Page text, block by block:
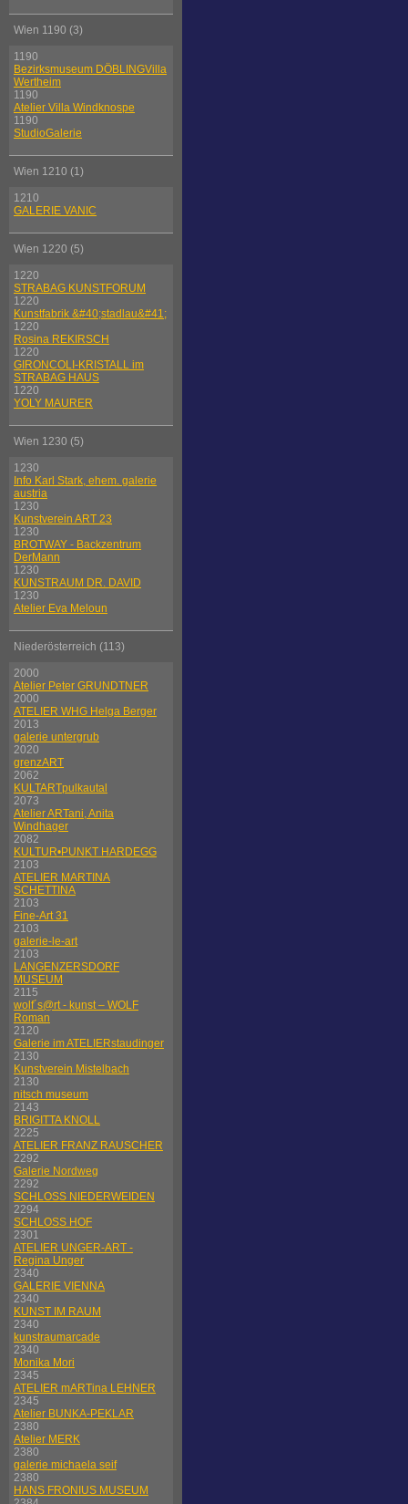
Wien 1190 (3)
1190
Bezirksmuseum DÖBLINGVilla
Wertheim
1190
Atelier Villa Windknospe
1190
StudioGalerie
Wien 1210 (1)
1210
GALERIE VANIC
Wien 1220 (5)
1220
STRABAG KUNSTFORUM
1220
Kunstfabrik &#40;stadlau&#41;
1220
Rosina REKIRSCH
1220
GIRONCOLI-KRISTALL im
STRABAG HAUS
1220
YOLY MAURER
Wien 1230 (5)
1230
Info Karl Stark, ehem. galerie
austria
1230
Kunstverein ART 23
1230
BROTWAY - Backzentrum
DerMann
1230
KUNSTRAUM DR. DAVID
1230
Atelier Eva Meloun
Niederösterreich (113)
2000
Atelier Peter GRUNDTNER
2000
ATELIER WHG Helga Berger
2013
galerie untergrub
2020
grenzART
2062
KULTARTpulkautal
2073
Atelier ARTani, Anita
Windhager
2082
KULTUR•PUNKT HARDEGG
2103
ATELIER MARTINA
SCHETTINA
2103
Fine-Art 31
2103
galerie-le-art
2103
LANGENZERSDORF
MUSEUM
2115
wolf´s@rt - kunst – WOLF
Roman
2120
Galerie im ATELIERstaudinger
2130
Kunstverein Mistelbach
2130
nitsch museum
2143
BRIGITTA KNOLL
2225
ATELIER FRANZ RAUSCHER
2292
Galerie Nordweg
2292
SCHLOSS NIEDERWEIDEN
2294
SCHLOSS HOF
2301
ATELIER UNGER-ART -
Regina Unger
2340
GALERIE VIENNA
2340
KUNST IM RAUM
2340
kunstraumarcade
2340
Monika Mori
2345
ATELIER mARTina LEHNER
2345
Atelier BUNKA-PEKLAR
2380
Atelier MERK
2380
galerie michaela seif
2380
HANS FRONIUS MUSEUM